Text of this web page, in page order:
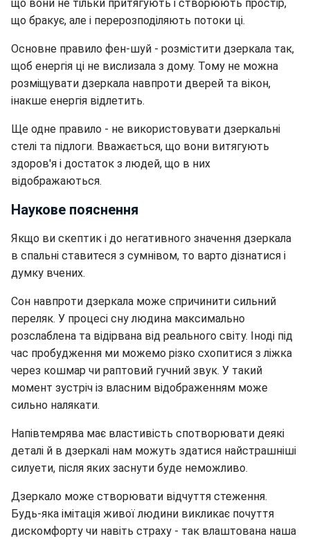
що вони не тільки притягують і створюють простір,
що бракує, але і перерозподіляють потоки ці.
Основне правило фен-шуй - розмістити дзеркала так,
щоб енергія ці не вислизала з дому. Тому не можна
розміщувати дзеркала навпроти дверей та вікон,
інакше енергія відлетить.
Ще одне правило - не використовувати дзеркальні
стелі та підлоги. Вважається, що вони витягують
здоров'я і достаток з людей, що в них
відображаються.
Наукове пояснення
Якщо ви скептик і до негативного значення дзеркала
в спальні ставитеся з сумнівом, то варто дізнатися і
думку вчених.
Сон навпроти дзеркала може спричинити сильний
переляк. У процесі сну людина максимально
розслаблена та відірвана від реального світу. Іноді під
час пробудження ми можемо різко схопитися з ліжка
через кошмар чи раптовий гучний звук. У такий
момент зустріч із власним відображенням може
сильно налякати.
Напівтемрява має властивість спотворювати деякі
деталі й в дзеркалі нам можуть здатися найстрашніші
силуети, після яких заснути буде неможливо.
Дзеркало може створювати відчуття стеження.
Будь-яка імітація живої людини викликає почуття
дискомфорту чи навіть страху - так влаштована наша